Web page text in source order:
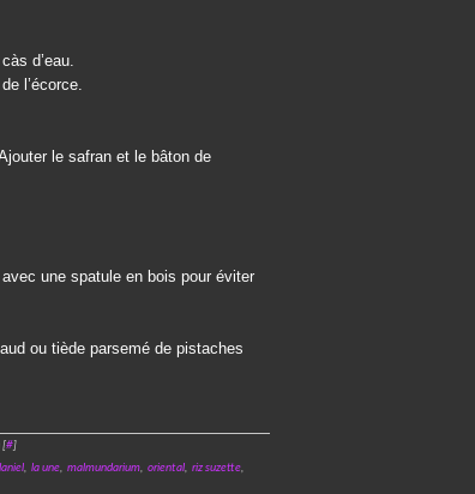
d’eau.
l’écorce.
le safran et le bâton de
une spatule en bois pour éviter
ou tiède parsemé de pistaches
[#]
, la une, malmundarium, oriental, riz suzette,